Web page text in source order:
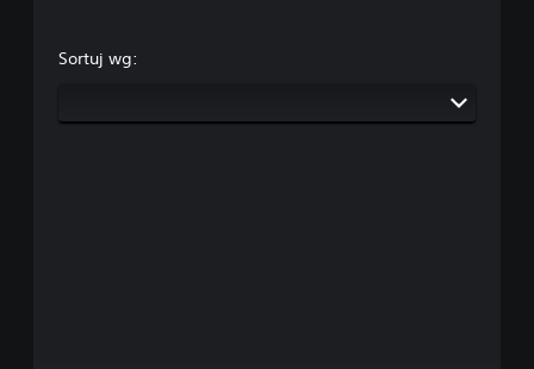
Sortuj wg: